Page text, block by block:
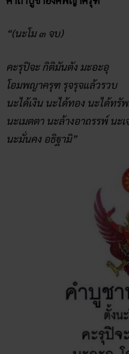
“(นะโม ๓ จบ)
คะรุปิจะ กิติมันตัง มะอะอุ
โอมพญาครุฑ รุจรุจแล้วรวบ
นะได้เงิน นะได้ทอง นะได้ทรั
นะเมตตา นะล้างอาถรรพ์ นะ
นะมั่นคง อธิฐามิ”